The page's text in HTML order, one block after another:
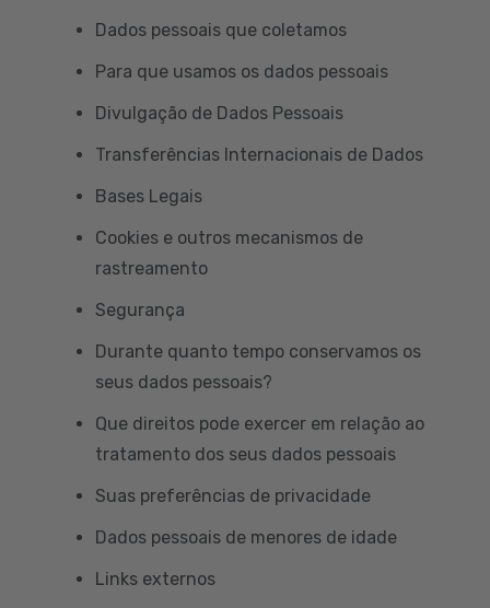
Dados pessoais que coletamos
Para que usamos os dados pessoais
Divulgação de Dados Pessoais
Transferências Internacionais de Dados
Bases Legais
Cookies e outros mecanismos de
rastreamento
Segurança
Durante quanto tempo conservamos os
seus dados pessoais?
Que direitos pode exercer em relação ao
tratamento dos seus dados pessoais
Suas preferências de privacidade
Dados pessoais de menores de idade
Links externos